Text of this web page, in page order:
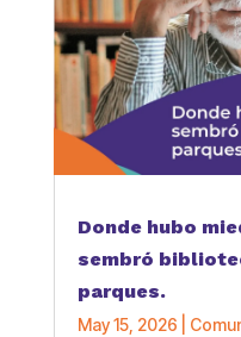
Donde hubo
sembró
parques.
May 15, 2026